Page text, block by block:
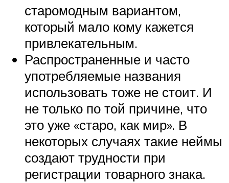
старомодным вариантом,
который мало кому кажется
привлекательным.
Распространенные и часто
употребляемые названия
использовать тоже не стоит. И
не только по той причине, что
это уже «старо, как мир». В
некоторых случаях такие неймы
создают трудности при
регистрации товарного знака.